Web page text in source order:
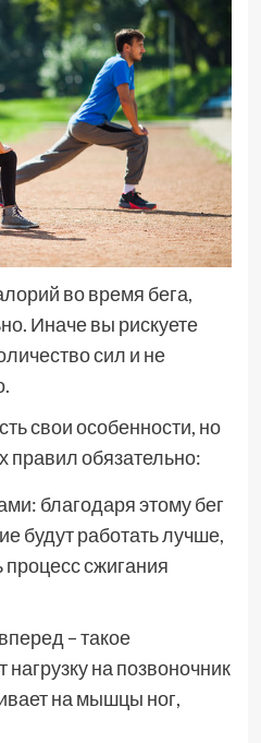
во время бега,
Иначе вы рискуете
сил и не
свои особенности, но
обязательно:
благодаря этому бег
будут работать лучше,
процесс сжигания
– такое
на позвоночник
на мышцы ног,